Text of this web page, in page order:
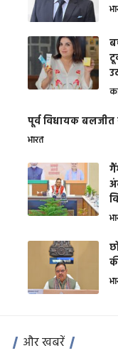
पूर्व विधायक बलजीत
भारत
और खबरें